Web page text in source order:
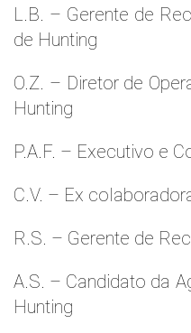
L.B. – Gerente de
de Hunting
O.Z. – Diretor de
Hunting
P.A.F. – Executivo e
C.V. – Ex
R.S. – Gerente de
A.S. – Candidato da
Hunting